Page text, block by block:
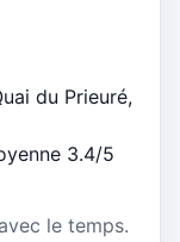
du Prieuré,
3.4/5
le temps.